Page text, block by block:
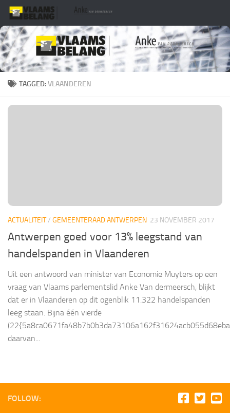
Skip to content
TAGGED:VLAANDEREN
ACTUALITEIT/ GEMEENTERAAD ANTWERPEN 23 NOVEMBER 2017
Antwerpen goed voor 13% leegstand van
handelspanden in Vlaanderen
Uit een antwoord van minister van Economie Muyters op een
vraag van Vlaams parlementslid Anke Van dermeersch, blijkt
dat er in Vlaanderen op dit ogenblik 11.322 handelspanden
leeg staan. Bijna één vierde
daarvan...
FOLLOW: